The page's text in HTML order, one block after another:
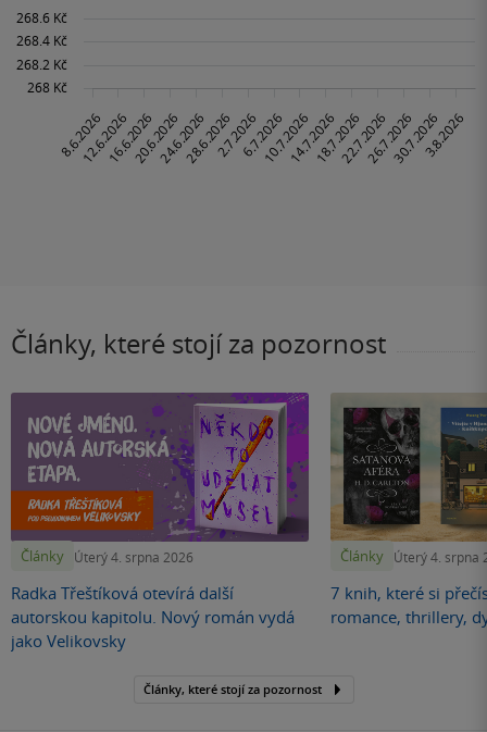
Články, které stojí za pozornost
Články Úterý 4. srpna 2026
Radka Třeštíková otevírá další
autorskou kapitolu. Nový román vydá
jako Velikovsky
Články Úterý 4. srpna
7 knih, které si
romance, thrillery,
Články, které stojí za pozornost